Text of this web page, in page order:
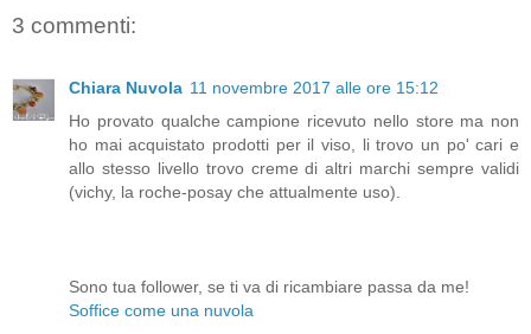
3 commenti:
Chiara Nuvola 11 novembre 2017 alle ore 15:12
Ho provato qualche campione ricevuto nello store ma non
ho mai acquistato prodotti per il viso, li trovo un po' cari e
allo stesso livello trovo creme di altri marchi sempre validi
(vichy, la roche-posay che attualmente uso).
Sono tua follower, se ti va di ricambiare passa da me!
Soffice come una nuvola